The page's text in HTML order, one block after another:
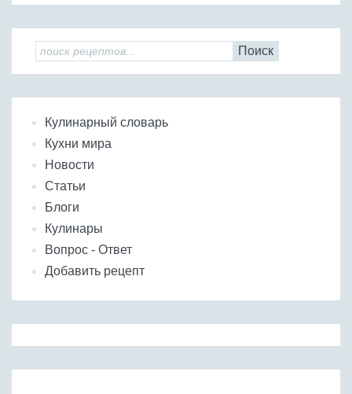
Поиск
Кулинарный словарь
Кухни мира
Новости
Статьи
Блоги
Кулинары
Вопрос - Ответ
Добавить рецепт